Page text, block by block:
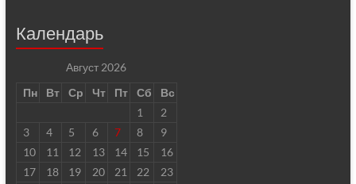
Календарь
Август 2026
Пн
Вт Ср Чт Пт Сб
Вс
1
2
3
4 5 6 7 8
9
10
11 12 13 14 15
16
17
18 19 20 21 22
23